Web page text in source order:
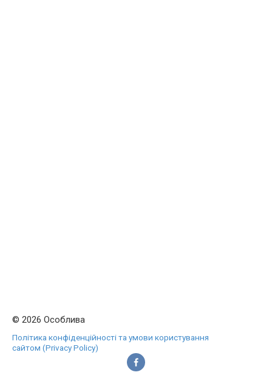
© 2026 Особлива
Політика конфіденційності та умови користування
сайтом (Privacy Policy)